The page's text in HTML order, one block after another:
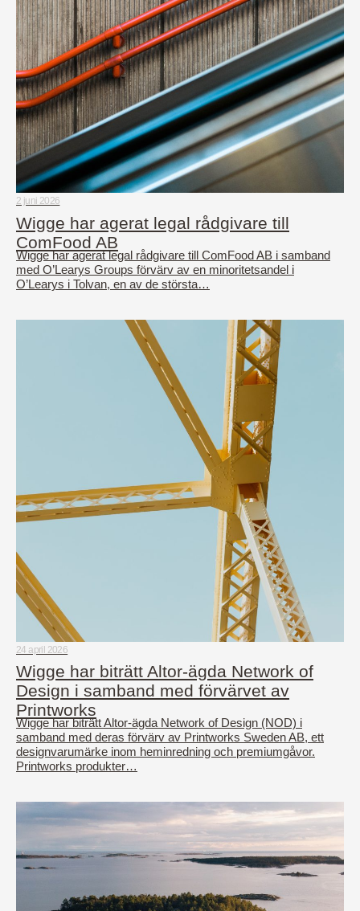
2 juni 2026
Wigge har agerat legal rådgivare till
ComFood AB
Wigge har agerat legal rådgivare till ComFood AB i samband
med O’Learys Groups förvärv av en minoritetsandel i
O’Learys i Tolvan, en av de största…
24 april 2026
Wigge har biträtt Altor-ägda Network of
Design i samband med förvärvet av
Printworks
Wigge har biträtt Altor-ägda Network of Design (NOD) i
samband med deras förvärv av Printworks Sweden AB, ett
designvarumärke inom heminredning och premiumgåvor.
Printworks produkter…